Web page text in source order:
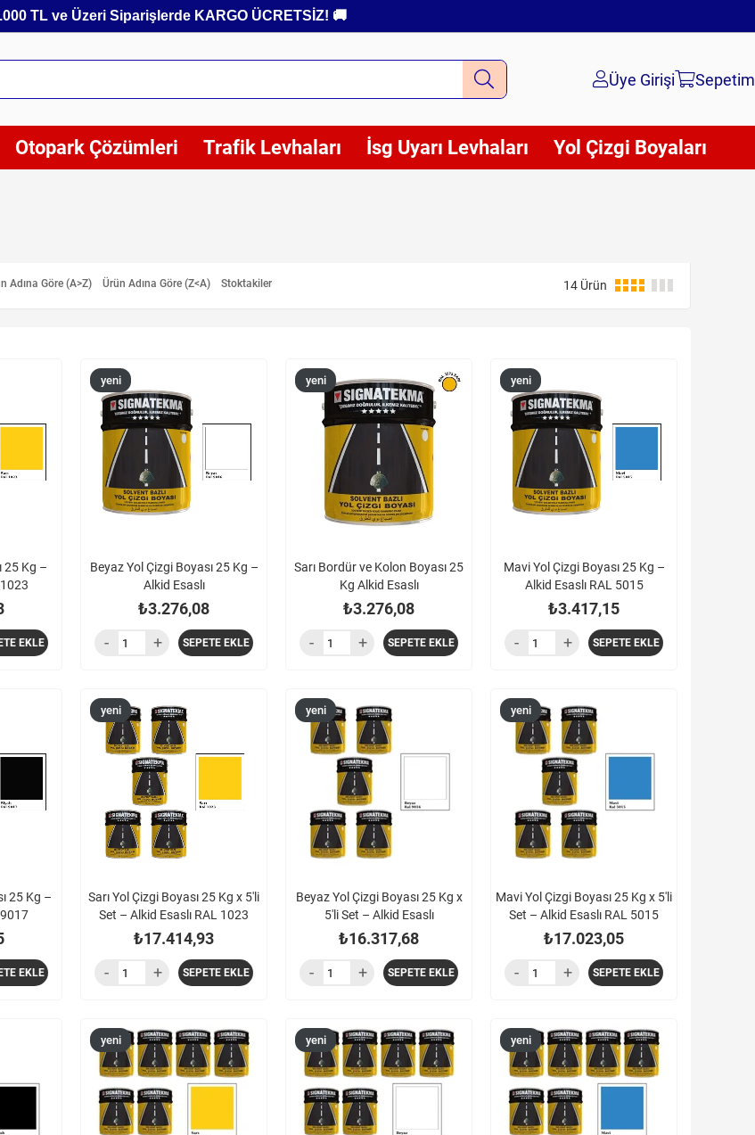
TL ve Üzeri Siparişlerde KARGO ÜCRETSİZ! 🚚
Üye Girişi Sepetim
Otopark Çözümleri Trafik Levhaları İsg Uyarı Levhaları Yol Çizgi Boyaları
Adına Göre (A>Z) Ürün Adına Göre (Z<A) Stoktakiler 14 Ürün
25 Kg –
EKLE
Beyaz Yol Çizgi Boyası 25 Kg –
Alkid Esaslı
₺3.276,08
yeni
ürün
SEPETE EKLE
Sarı Bordür ve Kolon Boyası 25
Kg Alkid Esaslı
₺3.276,08
yeni
ürün
SEPETE EKLE
Mavi Yol Çizgi Boyası 25 Kg –
Alkid Esaslı RAL 5015
₺3.417,15
yeni
ürün
SEPETE EKLE
25 Kg –
EKLE
Sarı Yol Çizgi Boyası 25 Kg x 5'li
Set – Alkid Esaslı RAL 1023
₺17.414,93
yeni
ürün
SEPETE EKLE
Beyaz Yol Çizgi Boyası 25 Kg x
5'li Set – Alkid Esaslı
₺16.317,68
yeni
ürün
SEPETE EKLE
Mavi Yol Çizgi Boyası 25 Kg x 5'li
Set – Alkid Esaslı RAL 5015
₺17.023,05
yeni
ürün
SEPETE EKLE
yeni
ürün
yeni
ürün
yeni
ürün